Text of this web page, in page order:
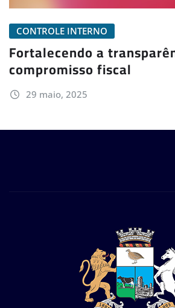
CONTROLE INTERNO
Fortalecendo a
compromisso fiscal
29 maio, 2025